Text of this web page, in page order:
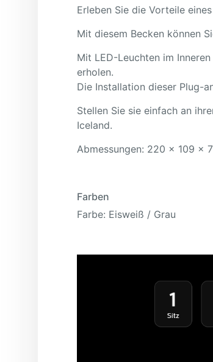
Erleben Sie die Vorteile
Mit diesem Becken können
Mit LED-Leuchten im
erholen.
Die Installation dieser Plug-
Stellen Sie sie einfach an
Iceland.
Abmessungen: 220 x 109 x
Farben
Farbe: Eisweiß / Grau